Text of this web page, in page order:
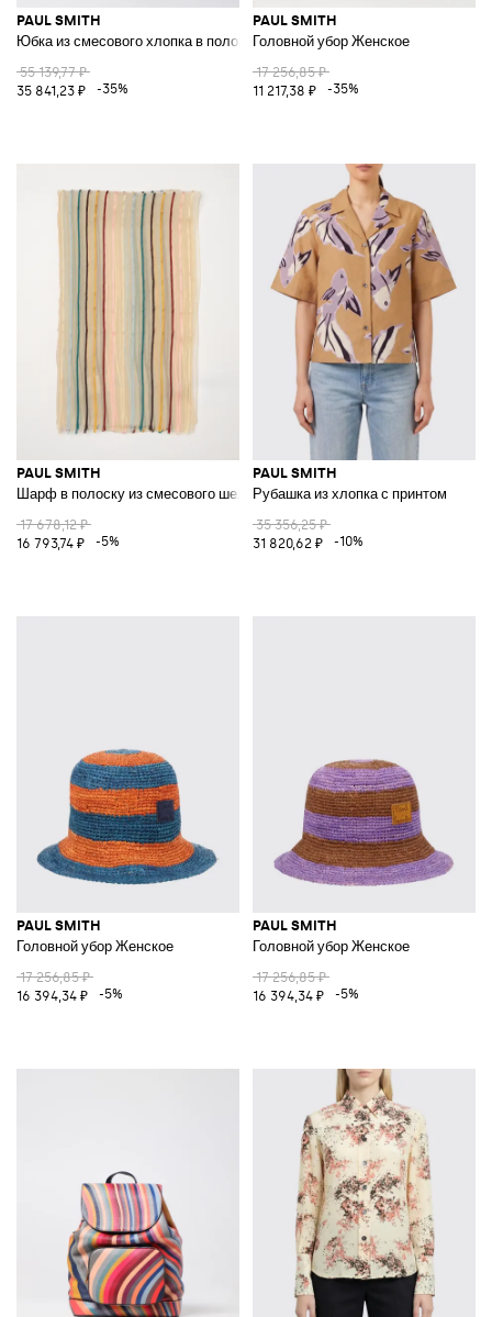
PAUL SMITH
Юбка из смесового хлопка в полоску
55 139,77 ₽
35 841,23 ₽
-35%
PAUL SMITH
Головной убор Женское
17 256,85 ₽
11 217,38 ₽
-35%
PAUL SMITH
Шарф в полоску из смесового шелка
17 678,12 ₽
16 793,74 ₽
-5%
PAUL SMITH
Рубашка из хлопка с принтом
35 356,25 ₽
31 820,62 ₽
-10%
PAUL SMITH
Головной убор Женское
17 256,85 ₽
16 394,34 ₽
-5%
PAUL SMITH
Головной убор Женское
17 256,85 ₽
16 394,34 ₽
-5%